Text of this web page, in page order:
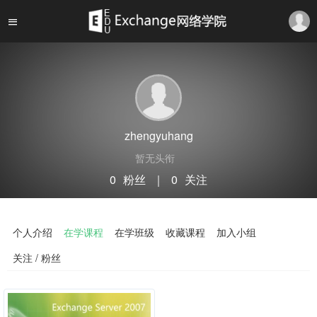
zhengyuhang
暂无头衔
0 粉丝 ｜ 0 关注
个人介绍
在学课程 在学班级 收藏课程
加入小组
关注 / 粉丝